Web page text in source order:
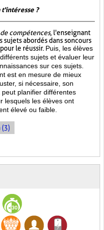
t'intéresse ?
compétences, l'enseignant
abordés dans son cours
le réussir. Puis, les élèves
sujets et évaluer leur
sur ces sujets.
est en mesure de mieux
si nécessaire, son
peut planifier différentes
lesquels les élèves ont
élevé ou faible.
(3)